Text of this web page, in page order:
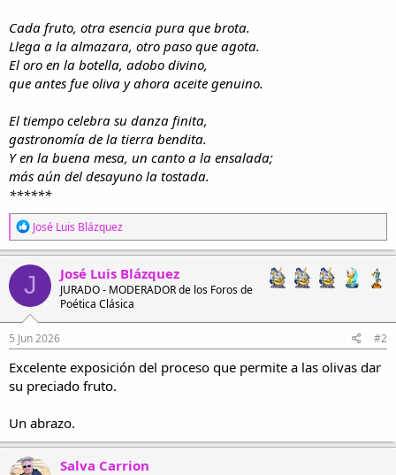
Cada fruto, otra esencia pura que brota.
Llega a la almazara, otro paso que agota.
El oro en la botella, adobo divino,
que antes fue oliva y ahora aceite genuino.
El tiempo celebra su danza finita,
gastronomía de la tierra bendita.
Y en la buena mesa, un canto a la ensalada;
más aún del desayuno la tostada.
******
R
e
a
c
c
i
o
n
e
s
:
José Luis Blázquez
J José Luis Blázquez
JURADO - MODERADOR de los Foros de
Poética Clásica
5 Jun 2026 #2
Excelente exposición del proceso que permite a las olivas dar
su preciado fruto.
Un abrazo.
Salva Carrion